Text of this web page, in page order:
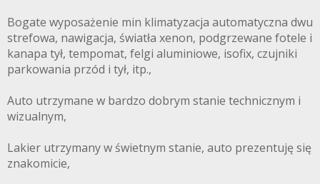
Bogate wyposażenie min klimatyzacja automatyczna dwu
strefowa, nawigacja, światła xenon, podgrzewane fotele i
kanapa tył, tempomat, felgi aluminiowe, isofix, czujniki
parkowania przód i tył, itp.,
Auto utrzymane w bardzo dobrym stanie technicznym i
wizualnym,
Lakier utrzymany w świetnym stanie, auto prezentuję się
znakomicie,